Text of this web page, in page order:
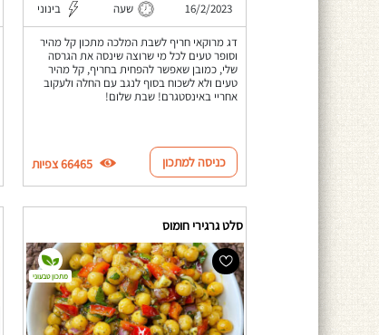
16/2/2023 שעה בינוני
דג מרוקאי חריף לשבת המלכה מתכון קל מהיר
וסופר טעים לכל מי שרוצה שינסה את הגרסה
שלי, כמובן שאפשר להפחית בחריף, קל מהיר
טעים ולא לשכוח בסוף לנגב עם החלה ולעקוב
אחריי באינסטגרם! שבת שלום!
כניסה למתכון 66465 צפיות
סלט גרגירי חומוס
מתכון טבעוני